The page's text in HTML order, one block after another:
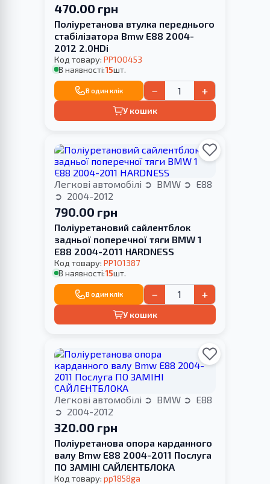
470.00 грн
Поліуретанова втулка переднього
стабілізатора Bmw E88 2004-
2012 2.0HDi
Код товару: PP100453
В наявності:15шт.
В один клік − +
У кошик
Легкові автомобілі BMW
E88
2004-2012
790.00 грн
Поліуретановий сайлентблок
задньої поперечної тяги BMW 1
E88 2004-2011 HARDNESS
Код товару: PP101387
В наявності:15шт.
В один клік − +
У кошик
Легкові автомобілі BMW
E88
2004-2012
320.00 грн
Поліуретанова опора карданного
валу Bmw E88 2004-2011 Послуга
ПО ЗАМІНІ САЙЛЕНТБЛОКА
Код товару: pp1858ga